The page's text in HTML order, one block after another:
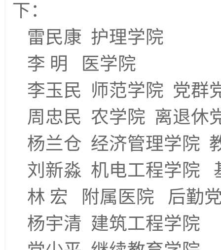
下：
雷民康 护理学院
李 明 医学院
李玉民 师范学院 党群
周忠民 农学院 离退休
杨兰仓 经济管理学院
刘新淼 机电工程学院
林 宏 附属医院 后勤
杨宇清 建筑工程学院